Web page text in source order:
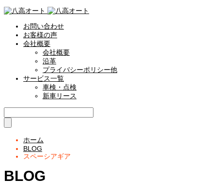
お問い合わせ
お客様の声
会社概要
会社概要
沿革
プライバシーポリシー他
サービス一覧
車検・点検
新車リース
ホーム
BLOG
スペーシアギア
BLOG